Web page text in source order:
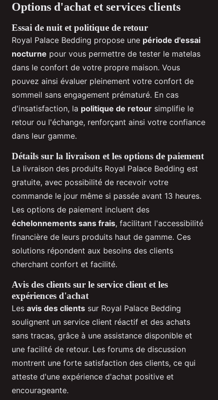
Options d'achat et services clients
Essai de nuit et politique de retour
Royal Palace Bedding propose une période d'essai
nocturne pour vous permettre de tester le matelas
dans le confort de votre propre maison. Vous
pouvez ainsi évaluer pleinement votre confort de
sommeil sans engagement prématuré. En cas
d'insatisfaction, la politique de retour simplifie le
retour ou l'échange, renforçant ainsi votre confiance
dans leur gamme.
Détails sur la livraison et les options de paiement
La livraison des produits Royal Palace Bedding est
gratuite, avec possibilité de recevoir votre
commande le jour même si passée avant 13 heures.
Les options de paiement incluent des
échelonnements sans frais, facilitant l'accessibilité
financière de leurs produits haut de gamme. Ces
solutions répondent aux besoins des clients
cherchant confort et facilité.
Avis des clients sur le service client et les
expériences d'achat
Les avis des clients sur Royal Palace Bedding
soulignent un service client réactif et des achats
sans tracas, grâce à une assistance disponible et
une facilité de retour. Les forums de discussion
montrent une forte satisfaction des clients, ce qui
atteste d'une expérience d'achat positive et
encourageante.